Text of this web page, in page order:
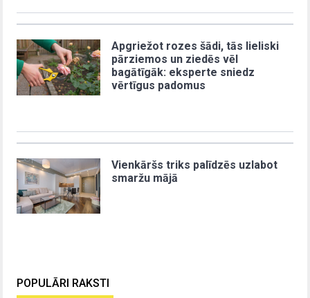
Apgriežot rozes šādi, tās lieliski
pārziemos un ziedēs vēl
bagātīgāk: eksperte sniedz
vērtīgus padomus
Vienkāršs triks palīdzēs uzlabot
smaržu mājā
POPULĀRI RAKSTI